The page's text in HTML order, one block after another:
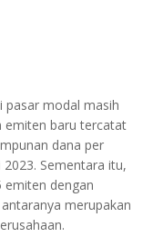
pasar modal masih
emiten baru tercatat
dana per
Sementara itu,
emiten dengan
merupakan